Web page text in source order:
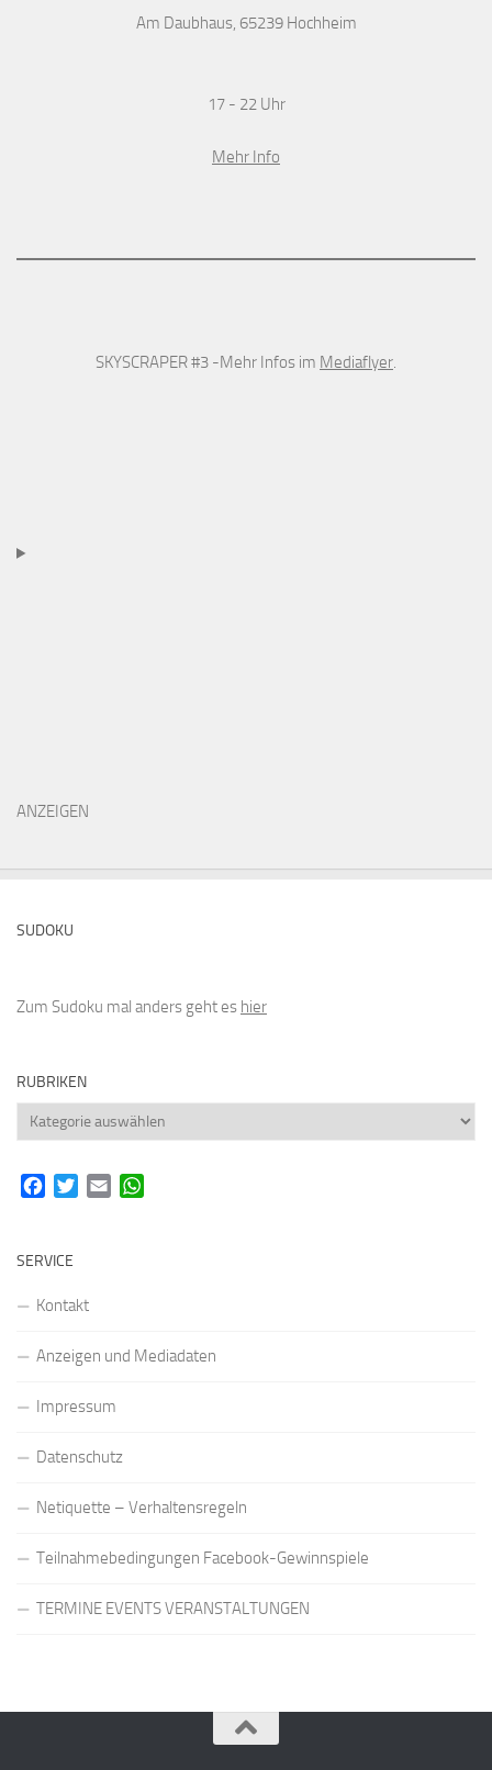
Am Daubhaus, 65239 Hochheim
17 - 22 Uhr
Mehr Info
SKYSCRAPER #3 -Mehr Infos im Mediaflyer.
ANZEIGEN
SUDOKU
Zum Sudoku mal anders geht es hier
RUBRIKEN
Rubriken
FacebookTwitterEmail
SERVICE
Kontakt
Anzeigen und Mediadaten
Impressum
Datenschutz
Netiquette – Verhaltensregeln
Teilnahmebedingungen Facebook-Gewinnspiele
TERMINE EVENTS VERANSTALTUNGEN